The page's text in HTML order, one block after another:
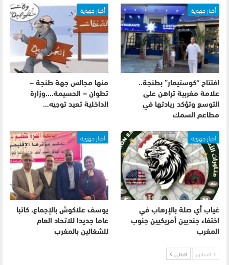
أخبار جهوية
افتتاح “كوستيمار” بطنجة..
علامة مغربية تراهن على
التوسع وتؤكد ريادتها في
مطاعم السمك
أخبار جهوية
منها مجالس جهة طنجة –
تطوان – الحسيمة….وزارة
الداخلية تعيد توجيه…
أخبار جهوية
غياب أي صلة بالإرهاب في
اختفاء جنديين أمريكيين جنوب
المغرب
أخبار جهوية
يوسف علاكوش بالإجماع، كاتبا
عاما جديدا للاتحاد العام
للشغالين بالمغرب
السابق التالي